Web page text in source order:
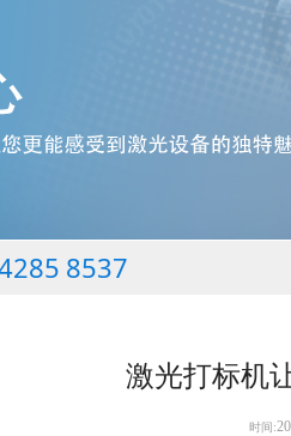
8537
激光打标机
时间: